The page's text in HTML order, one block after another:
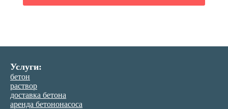
Услуги:
бетон
раствор
доставка бетона
аренда бетононасоса